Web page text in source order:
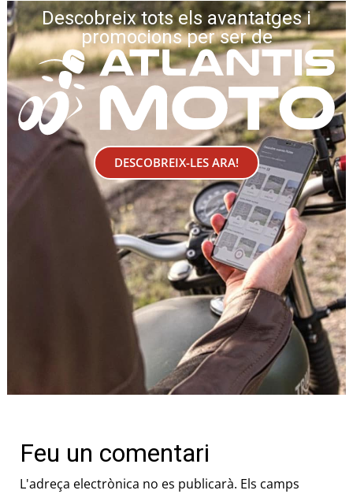
Descobreix tots els avantatges i
promocions per ser de
DESCOBREIX-LES ARA!
Feu un comentari
L'adreça electrònica no es publicarà. Els camps